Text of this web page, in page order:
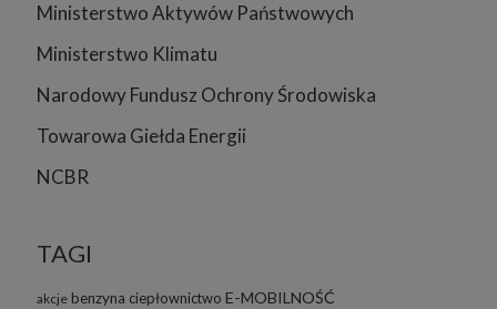
Ministerstwo Aktywów Państwowych
Ministerstwo Klimatu
Narodowy Fundusz Ochrony Środowiska
Towarowa Giełda Energii
NCBR
TAGI
akcje benzyna ciepłownictwo E-MOBILNOŚĆ